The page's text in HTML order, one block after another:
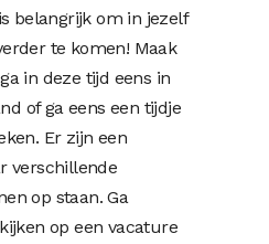
belangrijk om in jezelf
te komen! Maak
in deze tijd eens in
of ga eens een tijdje
Er zijn een
verschillende
op staan. Ga
op een vacature